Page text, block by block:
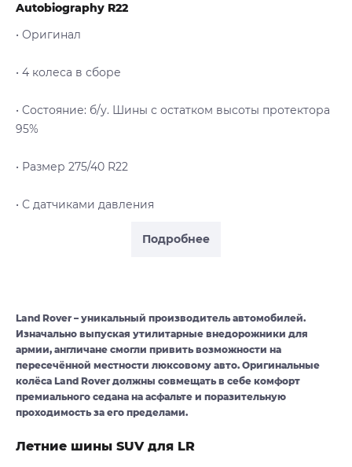
Подробнее
Autobiography R22
• Оригинал
• 4 колеса в сборе
• Cостояние: б/у. Шины с остатком высоты протектора
95%
• Размер 275/40 R22
• С датчиками давления
Land Rover – уникальный производитель автомобилей.
Изначально выпуская утилитарные внедорожники для
армии, англичане смогли привить возможности на
пересечённой местности люксовому авто. Оригинальные
колёса Land Rover должны совмещать в себе комфорт
премиального седана на асфальте и поразительную
проходимость за его пределами.
Летние шины SUV для LR